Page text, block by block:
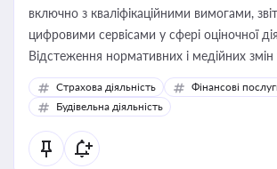
включно з кваліфікаційними вимогами,
цифровими сервісами у сфері оціночної
Відстеження нормативних і медійних змін
корисне для власника бізнесу, керівника,
бухгалтера під час оподаткування,
державного майна, корпоративних угод і
статусу суб'єктів оціночної діяльності
Страхова діяльність
Фінансові
Будівельна діяльність